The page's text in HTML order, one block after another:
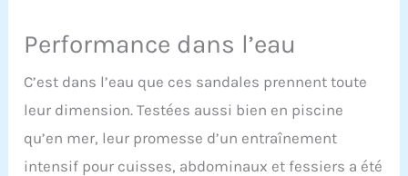
Performance dans l’eau
C’est dans l’eau que ces sandales prennent toute
leur dimension. Testées aussi bien en piscine
qu’en mer, leur promesse d’un entraînement
intensif pour cuisses, abdominaux et fessiers a été